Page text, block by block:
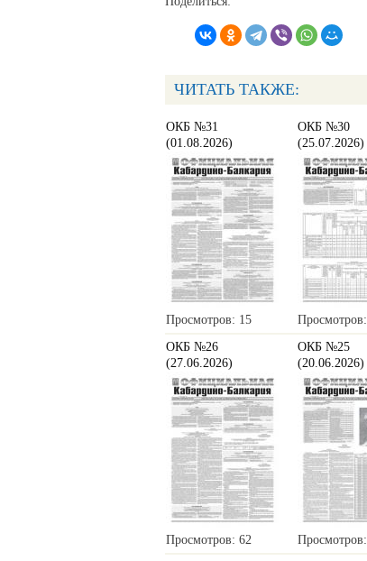
ЧИТАТЬ ТАКЖЕ:
ОКБ №31
(01.08.2026)
Просмотров: 15
ОКБ №30
(25.07.2026)
ОКБ №26
(27.06.2026)
Просмотров: 62
ОКБ №25
(20.06.2026)